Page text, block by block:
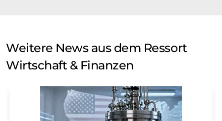
Weitere News aus dem Ressort
Wirtschaft & Finanzen